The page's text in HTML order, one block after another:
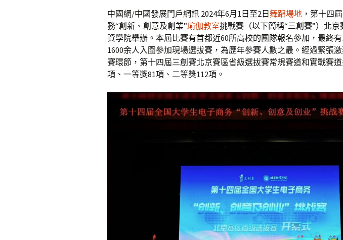
中國網/中國發展門戶網訊 2024年6月1日至2日 舞蹈場地 ，第十四
務“創新、創意及創業”瑜伽教室挑戰賽（以下簡稱“三創賽”）北
資學院舉辦。本屆比賽有首都近60所高校的團隊報名參加，最終有
1600余人入圍參加現場選拔賽，為歷年參賽人數之最。經過緊張
賽環節，第十四屆三創賽北京賽區省級選拔賽常規賽道和實戰賽
項、一等獎81項、二等獎112項。